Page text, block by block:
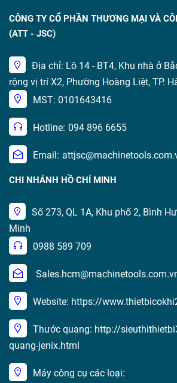
CÔNG TY CỔ PHẦN THƯƠNG MẠI VÀ
(ATT - JSC)
Địa chỉ: Lô 14 - BT4, Khu nhà ở
rộng vị trí X2, Phường Hoàng Liệt, TP.
MST: 0101643416
Hotline: 094 896 6655
Email:
CHI NHÁNH HỒ CHÍ MINH
Số 273, QL 1A, Khu phố 2, Bình
Minh
0988 589 709
Website: https://
Thước quang: http://
quang-jenix.html
Máy công cụ các loại: